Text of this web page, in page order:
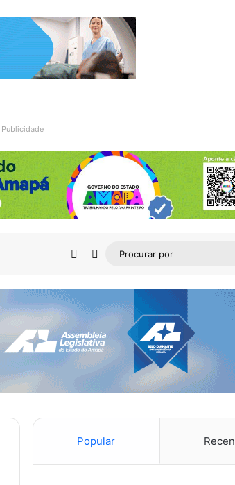
Publicidade
Barra Lateral
Switch skin
Popular